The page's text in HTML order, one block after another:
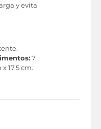
y evita
7.
17.5 cm.